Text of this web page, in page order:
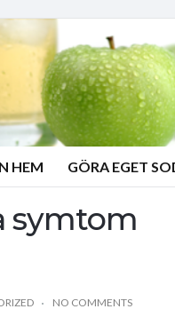
HEM GÖRA EGET
symtom
NO COMMENTS